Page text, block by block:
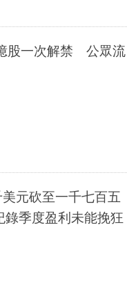
股一次解禁 公眾流
元砍至一千七百五
季度盈利未能挽狂